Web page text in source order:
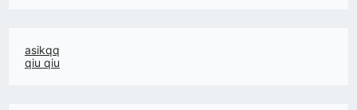
asikqq
qiu qiu